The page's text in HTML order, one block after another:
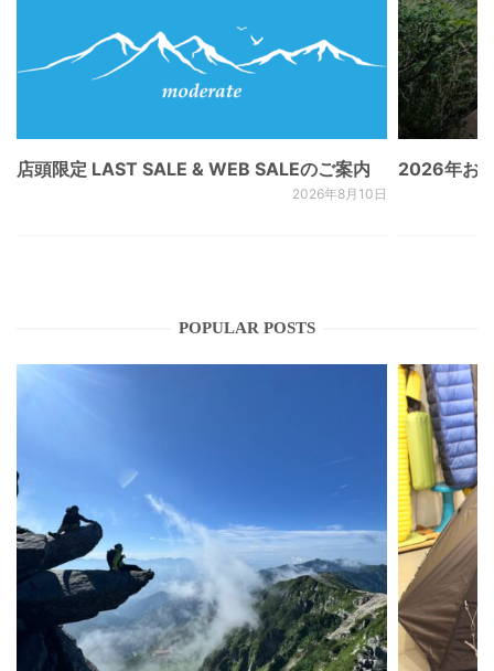
店頭限定 LAST SALE & WEB SALEのご案内
2026年8月10日
2026年お
POPULAR POSTS